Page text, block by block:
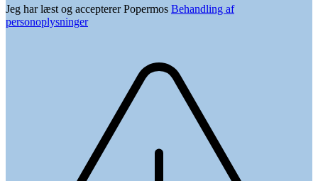
Jeg har læst og accepterer Popermos Behandling af
personoplysninger